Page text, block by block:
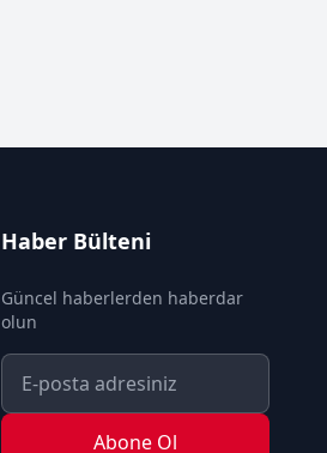
Haber Bülteni
Güncel haberlerden haberdar
olun
Abone Ol